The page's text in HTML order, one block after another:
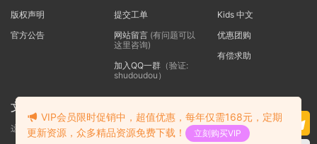
版权声明
官方公告
提交工单
网站留言(有问题可以
这里咨询)
加入QQ一群（验证:
shudoudou）
Kids 中文
优惠团购
有偿求助
文本标题
这里输入代码
VIP会员限时促销中，超值优惠，每年仅需168元，定期
更新资源，众多精品资源免费下载！
立刻购买VIP